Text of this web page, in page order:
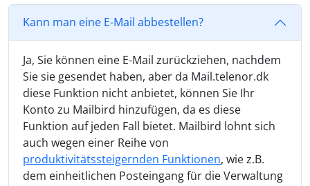
Kann man eine E-Mail abbestellen?
Ja, Sie können eine E-Mail zurückziehen, nachdem
Sie sie gesendet haben, aber da Mail.telenor.dk
diese Funktion nicht anbietet, können Sie Ihr
Konto zu Mailbird hinzufügen, da es diese
Funktion auf jeden Fall bietet. Mailbird lohnt sich
auch wegen einer Reihe von
produktivitätssteigernden Funktionen, wie z.B.
dem einheitlichen Posteingang für die Verwaltung